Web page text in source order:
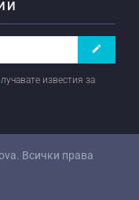
create
известия за
. Всички права